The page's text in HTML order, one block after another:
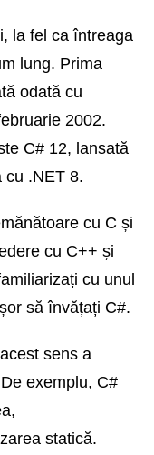
la fel ca întreaga
lung. Prima
odată cu
2002.
C# 12, lansată
cu .NET 8.
cu C și
cu C++ și
cu unul
să învățați C#.
sens a
exemplu, C#
statică.